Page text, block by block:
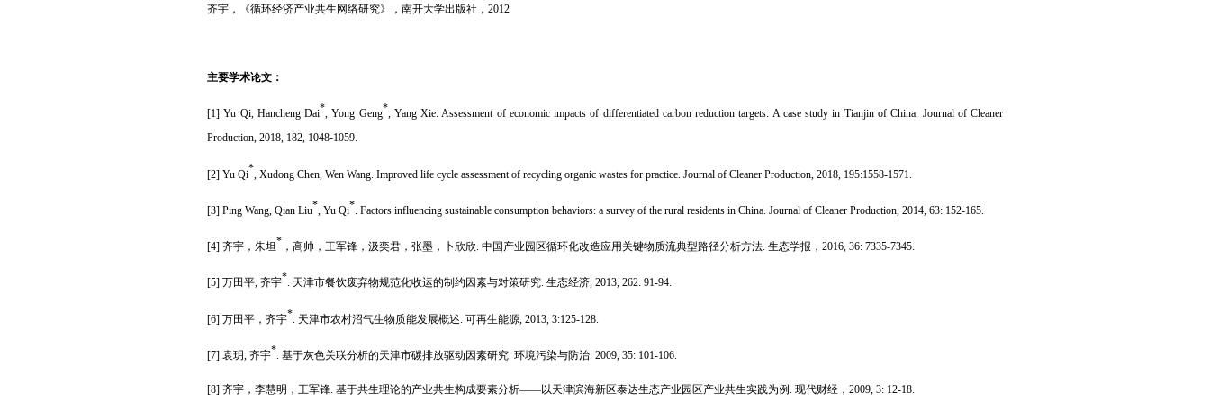
齐宇，《循环经济产业共生网络研究》，南开大学出版社， 2012
主要学术论文：
[1] Yu Qi, Hancheng Dai*, Yong Geng*, Yang Xie. Assessment of economic impacts of differentiated carbon reduction targets: A case study in Tianjin of China. Journal of Cleaner
Production, 2018, 182, 1048-1059.
[2] Yu Qi* , Xudong Chen, Wen Wang. Improved life cycle assessment of recycling organic wastes for practice. Journal of Cleaner Production, 2018, 195:1558-1571.
[3] Ping Wang, Qian Liu*, Yu Qi*. Factors influencing sustainable consumption behaviors: a survey of the rural residents in China. Journal of Cleaner Production, 2014, 63: 152-165.
[4] 齐宇，朱坦* ，高帅，王军锋，汲奕君，张墨，卜欣欣. 中国产业园区循环化改造应用关键物质流典型路径分析方法. 生态学报， 2016, 36: 7335-7345.
[5] 万田平, 齐宇*. 天津市餐饮废弃物规范化收运的制约因素与对策研究. 生态经济, 2013, 262: 91-94.
[6] 万田平，齐宇*. 天津市农村沼气生物质能发展概述. 可再生能源, 2013, 3:125-128.
[7] 袁玥, 齐宇*. 基于灰色关联分析的天津市碳排放驱动因素研究. 环境污染与防治. 2009, 35: 101-106.
[8] 齐宇，李慧明，王军锋. 基于共生理论的产业共生构成要素分析――以天津滨海新区泰达生态产业园区产业共生实践为例 . 现代财经， 2009, 3: 12-18.